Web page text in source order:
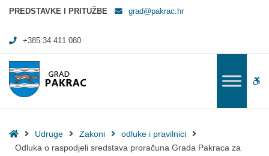
Odluka o raspodjeli sredstava proračuna Grada Pakraca za 2021.
PREDSTAVKE I PRITUŽBE grad@pakrac.hr
+385 34 411 080
HomeUdruge Zakoni
odluke i pravilnici
Odluka o raspodjeli sredstava proračuna Grada Pakraca za